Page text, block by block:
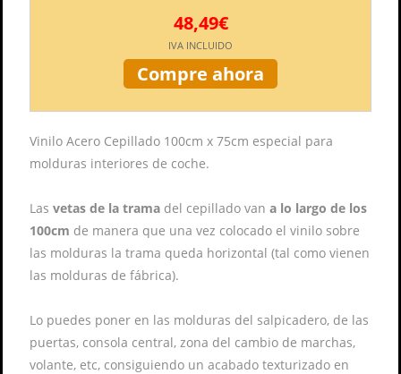
48,49€
IVA INCLUIDO
Compre ahora
Vinilo Acero Cepillado 100cm x 75cm especial para
molduras interiores de coche.
Las vetas de la trama del cepillado van a lo largo de los
100cm de manera que una vez colocado el vinilo sobre
las molduras la trama queda horizontal (tal como vienen
las molduras de fábrica).
Lo puedes poner en las molduras del salpicadero, de las
puertas, consola central, zona del cambio de marchas,
volante, etc, consiguiendo un acabado texturizado en